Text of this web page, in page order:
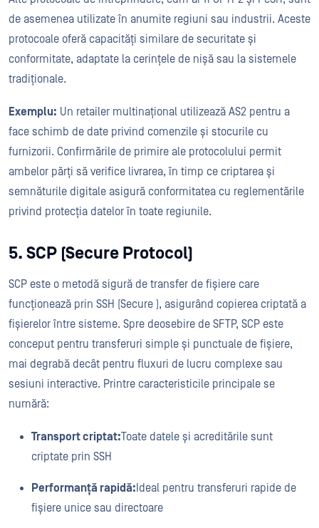
de asemenea utilizate în anumite regiuni sau industrii. Aceste
protocoale oferă capacități similare de securitate și
conformitate, adaptate la cerințele de nișă sau la sistemele
tradiționale.
Exemplu: Un retailer multinațional utilizează AS2 pentru a
face schimb de date privind comenzile și stocurile cu
furnizorii. Confirmările de primire ale protocolului permit
ambelor părți să verifice livrarea, în timp ce criptarea și
semnăturile digitale asigură conformitatea cu reglementările
privind protecția datelor în toate regiunile.
5. SCP (Secure Protocol)
SCP este o metodă sigură de transfer de fișiere care
funcționează prin SSH (Secure ), asigurând copierea criptată a
fișierelor între sisteme. Spre deosebire de SFTP, SCP este
conceput pentru transferuri simple și punctuale de fișiere,
mai degrabă decât pentru fluxuri de lucru complexe sau
sesiuni interactive. Printre caracteristicile principale se
numără:
Transport criptat:Toate datele și acreditările sunt
criptate prin SSH
Performanță rapidă: Ideal pentru transferuri rapide de
fișiere unice sau directoare